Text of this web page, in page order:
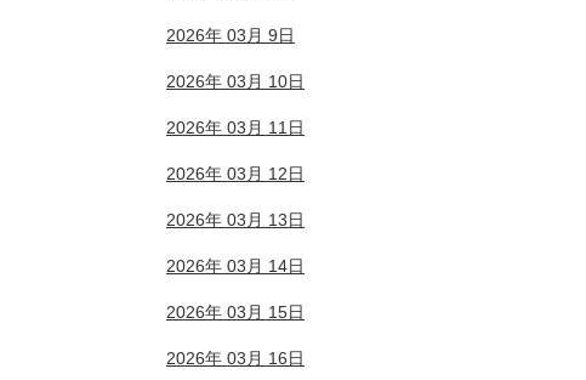
2026年 03月 9日
2026年 03月 10日
2026年 03月 11日
2026年 03月 12日
2026年 03月 13日
2026年 03月 14日
2026年 03月 15日
2026年 03月 16日